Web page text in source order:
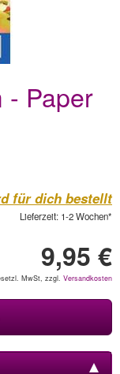
- Paper
für dich bestellt
Lieferzeit: 1-2 Wochen*
9,95 €
MwSt, zzgl. Versandkosten